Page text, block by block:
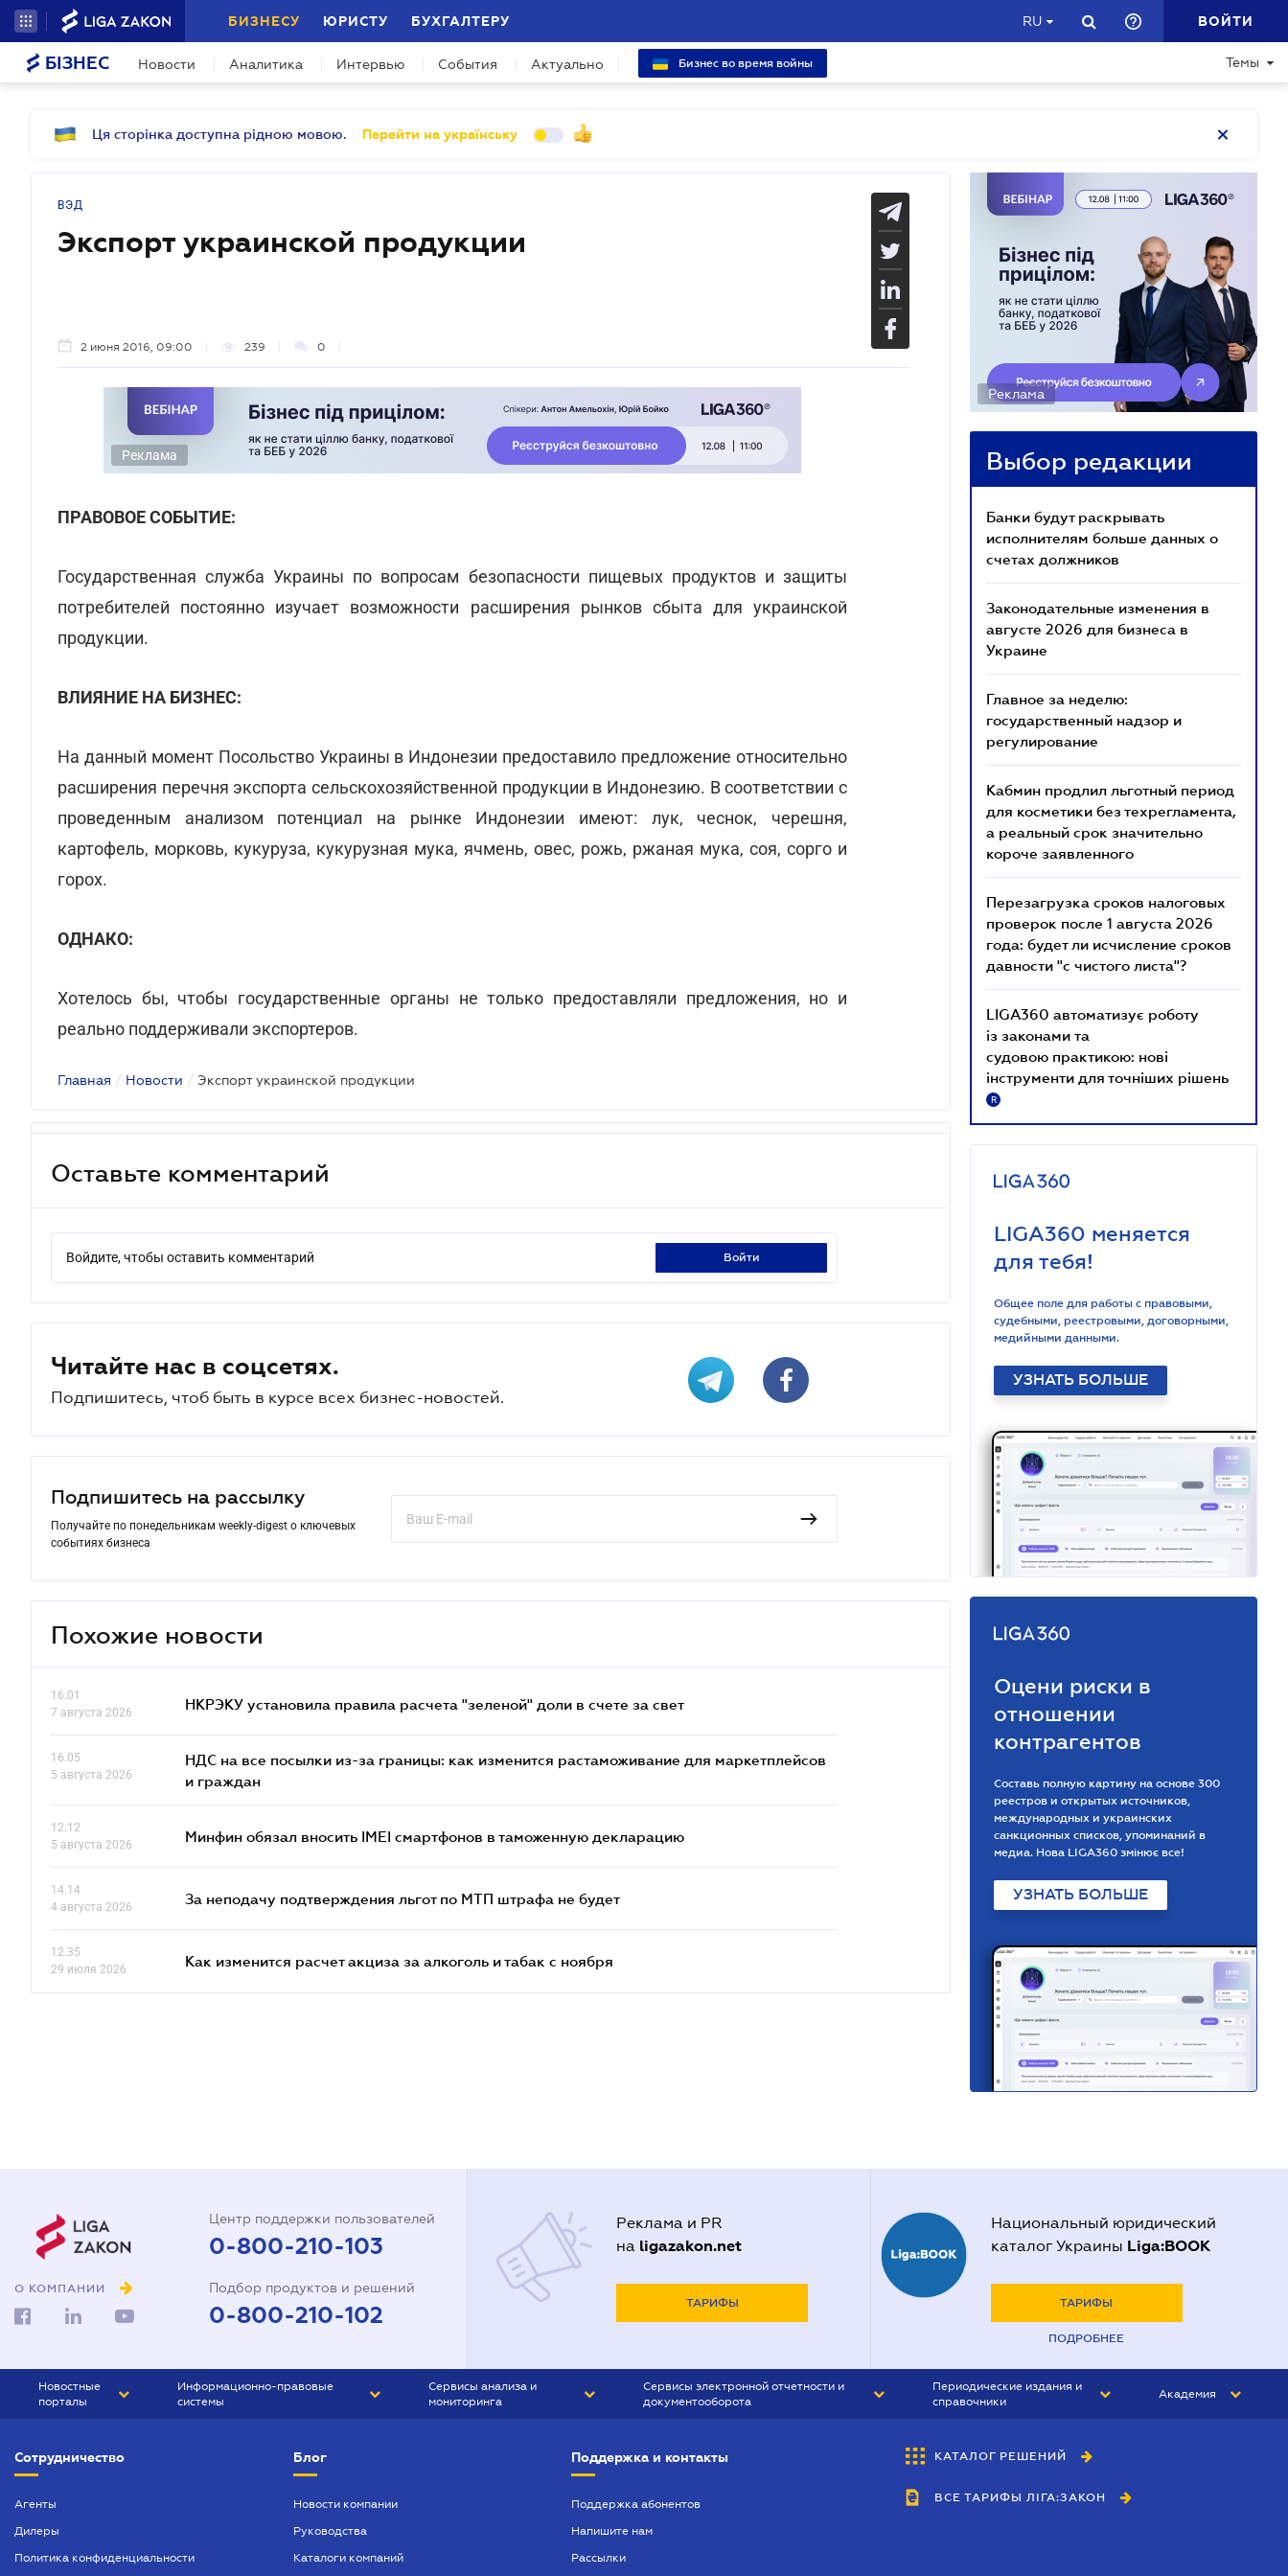
БИЗНЕСУ ЮРИСТУ БУХГАЛТЕРУ RU ВОЙТИ
БІЗНЕС Новости Аналитика Интервью События Актуально Бизнес во время войны Темы
Ця сторінка доступна рідною мовою. Перейти на українську
ВЭД
Экспорт украинской продукции
2 июня 2016, 09:00 239 0
Реклама
ПРАВОВОЕ СОБЫТИЕ:
Государственная служба Украины по вопросам безопасности пищевых продуктов и защиты
потребителей постоянно изучает возможности расширения рынков сбыта для украинской
продукции.
ВЛИЯНИЕ НА БИЗНЕС:
На данный момент Посольство Украины в Индонезии предоставило предложение относительно
расширения перечня экспорта сельскохозяйственной продукции в Индонезию. В соответствии с
проведенным анализом потенциал на рынке Индонезии имеют: лук, чеснок, черешня,
картофель, морковь, кукуруза, кукурузная мука, ячмень, овес, рожь, ржаная мука, соя, сорго и
горох.
ОДНАКО:
Хотелось бы, чтобы государственные органы не только предоставляли предложения, но и
реально поддерживали экспортеров.
Главная / Новости / Экспорт украинской продукции
Оставьте комментарий
Войдите, чтобы оставить комментарий войти
Читайте нас в соцсетях.
Подпишитесь, чтоб быть в курсе всех бизнес-новостей.
Подпишитесь на рассылку
Получайте по понедельникам weekly-digest о ключевых
событиях бизнеса
Похожие новости
16.01
7 августа 2026
НКРЭКУ установила правила расчета "зеленой" доли в счете за свет
16.05
5 августа 2026
НДС на все посылки из-за границы: как изменится растаможивание для маркетплейсов
и граждан
12.12
5 августа 2026
Минфин обязал вносить IMEI смартфонов в таможенную декларацию
14.14
4 августа 2026
За неподачу подтверждения льгот по МТП штрафа не будет
12.35
29 июля 2026
Как изменится расчет акциза за алкоголь и табак с ноября
Реклама
Выбор редакции
Банки будут раскрывать
исполнителям больше данных о
счетах должников
Законодательные изменения в
августе 2026 для бизнеса в
Украине
Главное за неделю:
государственный надзор и
регулирование
Кабмин продлил льготный период
для косметики без техрегламента,
а реальный срок значительно
короче заявленного
Перезагрузка сроков налоговых
проверок после 1 августа 2026
года: будет ли исчисление сроков
давности "с чистого листа"?
LIGA360 автоматизує роботу
із законами та
судовою практикою: нові
інструменти для точніших рішень
R
LIGA360 меняется
для тебя!
Общее поле для работы с правовыми,
судебными, реестровыми, договорными,
медийными данными.
УЗНАТЬ БОЛЬШЕ
Оцени риски в
отношении
контрагентов
Составь полную картину на основе 300
реестров и открытых источников,
международных и украинских
санкционных списков, упоминаний в
медиа. Нова LIGA360 змінює все!
УЗНАТЬ БОЛЬШЕ
О КОМПАНИИ
Центр поддержки пользователей
0-800-210-103
Подбор продуктов и решений
0-800-210-102
Реклама и PR
на ligazakon.net
ТАРИФЫ
Национальный юридический
каталог Украины Liga:BOOK
ТАРИФЫ
ПОДРОБНЕЕ
Новостные
порталы
БИЗНЕС
Информационно-правовые
системы
БУХГАЛТЕР ПРОФ
ЮРИСТ ПРОФ
Сервисы анализа и
мониторинга
Сервисы электронной отчетности и
документооборота
Периодические издания и
справочники
БУХГАЛТЕР&ЗАКОН
ВЕСТНИК МСФО
Академия
Сотрудничество
Агенты
Дилеры
Политика конфиденциальности
Блог
Новости компании
Руководства
Каталоги компаний
Поддержка и контакты
Поддержка абонентов
Напишите нам
Рассылки
КАТАЛОГ РЕШЕНИЙ
ВСЕ ТАРИФЫ ЛІГА:ЗАКОН